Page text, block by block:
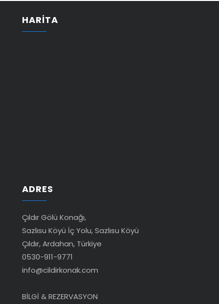
HARİTA
ADRES
Çıldır Gölü Konağı,
Sazlısu Köyü İç Yolu, Sazlısu Köyü
Çıldır, Ardahan, Türkiye
0530-911-9771
info@cildirkonak.com
BİLGİ & REZERVASYON